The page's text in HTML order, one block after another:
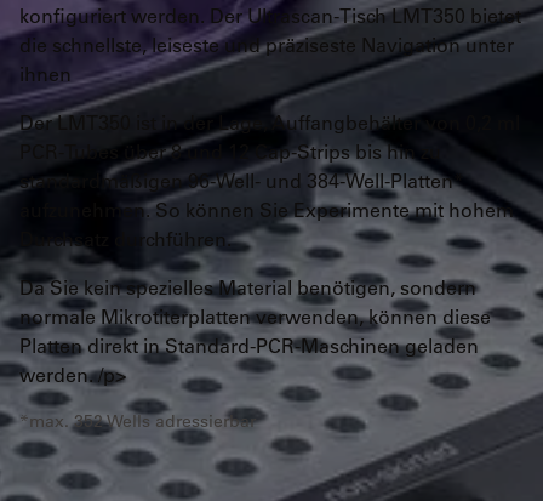
konfiguriert werden. Der Ultrascan-Tisch LMT350 bietet
die schnellste, leiseste und präziseste Navigation unter
ihnen
Der LMT350 ist in der Lage, Auffangbehälter von 0,2 ml
PCR-Tubes über 8 und 12 Cap-Strips bis hin zu
standardmäßigen 96-Well- und 384-Well-Platten*
aufzunehmen. So können Sie Experimente mit hohem
Durchsatz durchführen.
Da Sie kein spezielles Material benötigen, sondern
normale Mikrotiterplatten verwenden, können diese
Platten direkt in Standard-PCR-Maschinen geladen
werden. /p>
*max. 352 Wells adressierbar